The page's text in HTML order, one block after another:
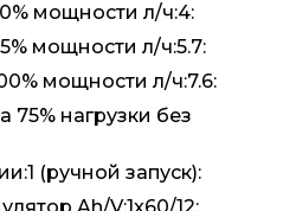
мощности л/ч:4:
мощности л/ч:5.7:
мощности л/ч:7.6:
75% нагрузки без
(ручной запуск):